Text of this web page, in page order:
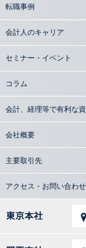
転職事例
会計人のキャリア
セミナー・イベント
コラム
会計、経理等で有利な
会社概要
主要取引先
アクセス・お問い合わせ